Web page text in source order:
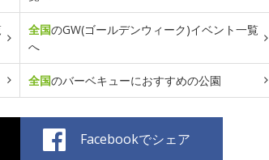
全国のGW(ゴールデンウィーク)イベント一覧
へ
全国のバーベキューにおすすめの公園
Facebookでシェア